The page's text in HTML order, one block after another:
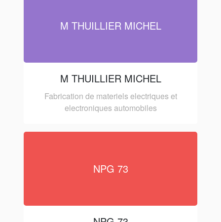
M THUILLIER MICHEL
M THUILLIER MICHEL
Fabrication de materiels electriques et
electroniques automobiles
NPG 73